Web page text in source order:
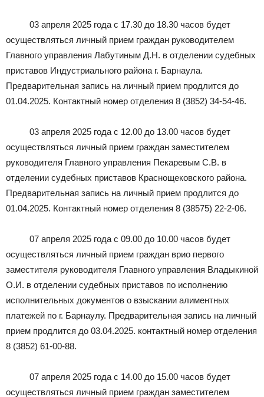
03 апреля 2025 года с 17.30 до 18.30 часов будет
осуществляться личный прием граждан руководителем
Главного управления Лабутиным Д.Н. в отделении судебных
приставов Индустриального района г. Барнаула.
Предварительная запись на личный прием продлится до
01.04.2025. Контактный номер отделения 8 (3852) 34-54-46.
03 апреля 2025 года с 12.00 до 13.00 часов будет
осуществляться личный прием граждан заместителем
руководителя Главного управления Пекаревым С.В. в
отделении судебных приставов Краснощековского района.
Предварительная запись на личный прием продлится до
01.04.2025. Контактный номер отделения 8 (38575) 22-2-06.
07 апреля 2025 года с 09.00 до 10.00 часов будет
осуществляться личный прием граждан врио первого
заместителя руководителя Главного управления Владыкиной
О.И. в отделении судебных приставов по исполнению
исполнительных документов о взыскании алиментных
платежей по г. Барнаулу. Предварительная запись на личный
прием продлится до 03.04.2025. контактный номер отделения
8 (3852) 61-00-88.
07 апреля 2025 года с 14.00 до 15.00 часов будет
осуществляться личный прием граждан заместителем